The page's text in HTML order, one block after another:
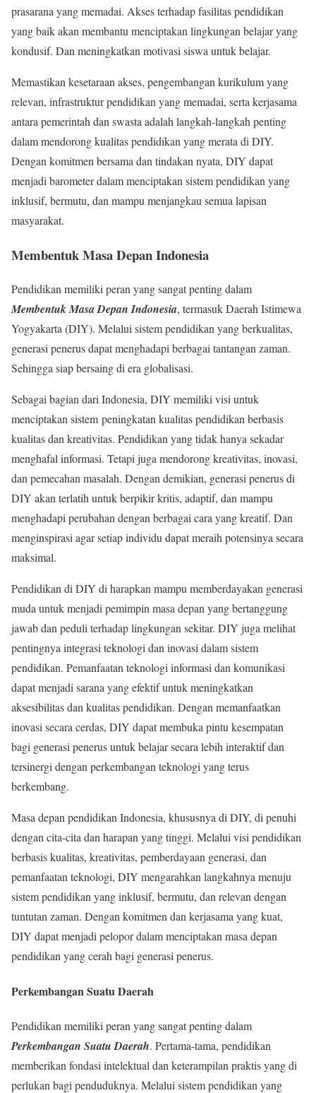
prasarana yang memadai. Akses terhadap fasilitas pendidikan
yang baik akan membantu menciptakan lingkungan belajar yang
kondusif. Dan meningkatkan motivasi siswa untuk belajar.
Memastikan kesetaraan akses, pengembangan kurikulum yang
relevan, infrastruktur pendidikan yang memadai, serta kerjasama
antara pemerintah dan swasta adalah langkah-langkah penting
dalam mendorong kualitas pendidikan yang merata di DIY.
Dengan komitmen bersama dan tindakan nyata, DIY dapat
menjadi barometer dalam menciptakan sistem pendidikan yang
inklusif, bermutu, dan mampu menjangkau semua lapisan
masyarakat.
Membentuk Masa Depan Indonesia
Pendidikan memiliki peran yang sangat penting dalam
Membentuk Masa Depan Indonesia, termasuk Daerah Istimewa
Yogyakarta (DIY). Melalui sistem pendidikan yang berkualitas,
generasi penerus dapat menghadapi berbagai tantangan zaman.
Sehingga siap bersaing di era globalisasi.
Sebagai bagian dari Indonesia, DIY memiliki visi untuk
menciptakan sistem peningkatan kualitas pendidikan berbasis
kualitas dan kreativitas. Pendidikan yang tidak hanya sekadar
menghafal informasi. Tetapi juga mendorong kreativitas, inovasi,
dan pemecahan masalah. Dengan demikian, generasi penerus di
DIY akan terlatih untuk berpikir kritis, adaptif, dan mampu
menghadapi perubahan dengan berbagai cara yang kreatif. Dan
menginspirasi agar setiap individu dapat meraih potensinya secara
maksimal.
Pendidikan di DIY di harapkan mampu memberdayakan generasi
muda untuk menjadi pemimpin masa depan yang bertanggung
jawab dan peduli terhadap lingkungan sekitar. DIY juga melihat
pentingnya integrasi teknologi dan inovasi dalam sistem
pendidikan. Pemanfaatan teknologi informasi dan komunikasi
dapat menjadi sarana yang efektif untuk meningkatkan
aksesibilitas dan kualitas pendidikan. Dengan memanfaatkan
inovasi secara cerdas, DIY dapat membuka pintu kesempatan
bagi generasi penerus untuk belajar secara lebih interaktif dan
tersinergi dengan perkembangan teknologi yang terus
berkembang.
Masa depan pendidikan Indonesia, khususnya di DIY, di penuhi
dengan cita-cita dan harapan yang tinggi. Melalui visi pendidikan
berbasis kualitas, kreativitas, pemberdayaan generasi, dan
pemanfaatan teknologi, DIY mengarahkan langkahnya menuju
sistem pendidikan yang inklusif, bermutu, dan relevan dengan
tuntutan zaman. Dengan komitmen dan kerjasama yang kuat,
DIY dapat menjadi pelopor dalam menciptakan masa depan
pendidikan yang cerah bagi generasi penerus.
Perkembangan Suatu Daerah
Pendidikan memiliki peran yang sangat penting dalam
Perkembangan Suatu Daerah. Pertama-tama, pendidikan
memberikan fondasi intelektual dan keterampilan praktis yang di
perlukan bagi penduduknya. Melalui sistem pendidikan yang